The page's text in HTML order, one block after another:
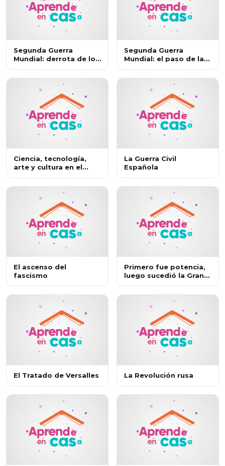
Segunda Guerra
Mundial: derrota de los
Segunda Guerra
Mundial: el paso de la
Ciencia, tecnología,
arte y cultura en el
La Guerra Civil
Española
El ascenso del
fascismo
Primero fue potencia,
luego sucedió la Gran
El Tratado de Versalles La Revolución rusa